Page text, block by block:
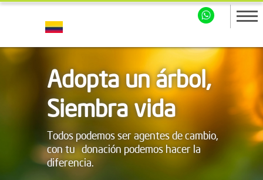
Adopta un árbol,
Siembra vida
Todos podemos ser agentes de cambio,
con tu donación podemos hacer la
diferencia.